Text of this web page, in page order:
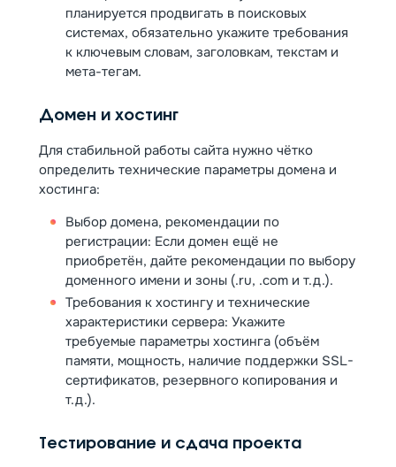
планируется продвигать в поисковых
системах, обязательно укажите требования
к ключевым словам, заголовкам, текстам и
мета-тегам.
Домен и хостинг
Для стабильной работы сайта нужно чётко
определить технические параметры домена и
хостинга:
Выбор домена, рекомендации по
регистрации: Если домен ещё не
приобретён, дайте рекомендации по выбору
доменного имени и зоны (.ru, .com и т.д.).
Требования к хостингу и технические
характеристики сервера: Укажите
требуемые параметры хостинга (объём
памяти, мощность, наличие поддержки SSL-
сертификатов, резервного копирования и
т.д.).
Тестирование и сдача проекта